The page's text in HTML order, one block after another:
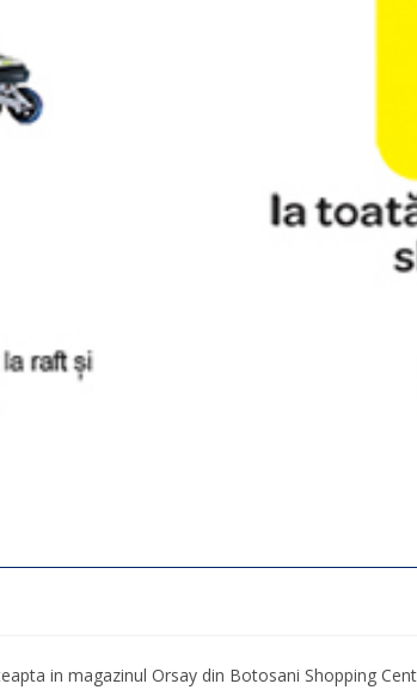
in magazinul Orsay din Botosani Shopping